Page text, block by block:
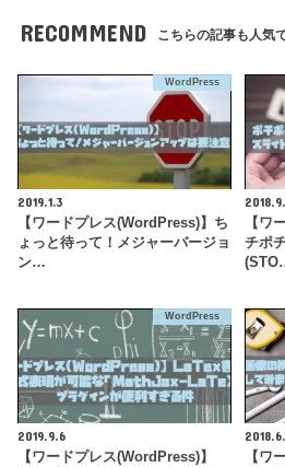
RECOMMEND こちらの記事も人気
WordPress
2019.1.3
【ワードプレス(WordPress)】ち
ょっと待って！メジャーバージョ
ン…
【ワ
チポ
WordPress
2019.9.6
【ワードプレス(WordPress)】
【ワ